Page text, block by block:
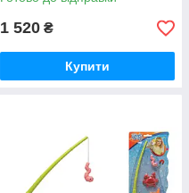
1 520 ₴
Купити